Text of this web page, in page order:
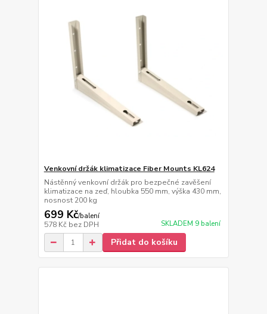
Venkovní držák klimatizace Fiber Mounts KL624
Nástěnný venkovní držák pro bezpečné zavěšení
klimatizace na zeď, hloubka 550 mm, výška 430 mm,
nosnost 200 kg
699 Kč/balení
578 Kč bez DPH SKLADEM 9 balení
Přidat do košíku